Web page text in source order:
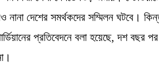
দেশের সমর্থকদের সম্মিলন ঘটবে।
প্রতিবেদনে বলা হয়েছে, দশ বছর